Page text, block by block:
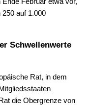
auf 1.000
Schwellenwerte
Rat, in dem
die Obergrenze von